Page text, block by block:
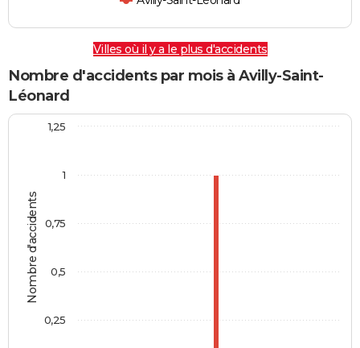
Villes où il y a le plus d'accidents
Nombre d'accidents par mois à Avilly-Saint-
Léonard
Nombre d'accidents
1
0,25
0,5
0,75
1,25